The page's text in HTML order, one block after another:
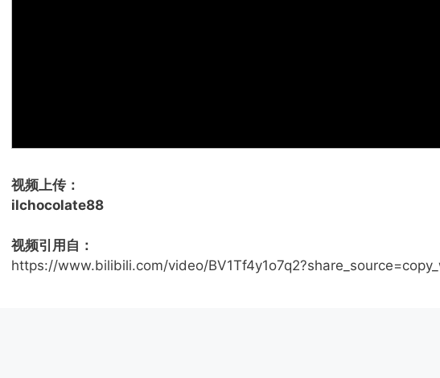
视频上传：
ilchocolate88
视频引用自：
https://www.bilibili.com/video/